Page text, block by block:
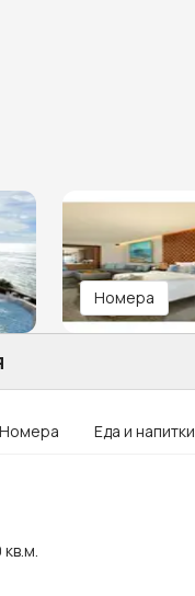
Номера
Номера Еда и напитки